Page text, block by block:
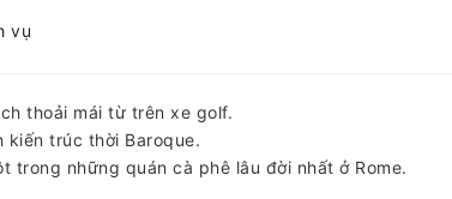
vụ
thoải mái từ trên xe golf.
kiến ​​trúc thời Baroque.
những quán cà phê lâu đời nhất ở Rome.